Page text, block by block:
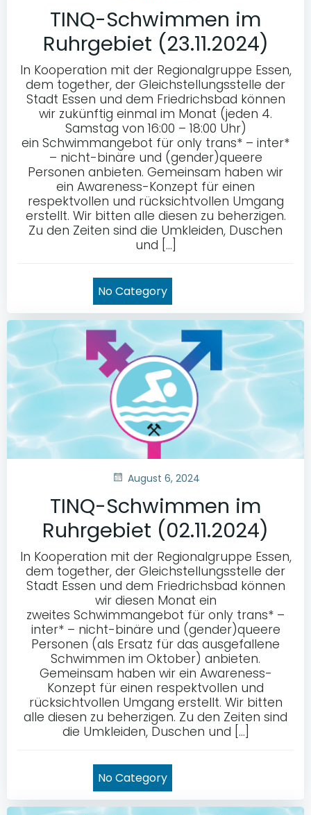
TINQ-Schwimmen im
Ruhrgebiet (23.11.2024)
In Kooperation mit der Regionalgruppe Essen,
dem together, der Gleichstellungsstelle der
Stadt Essen und dem Friedrichsbad können
wir zukünftig einmal im Monat (jeden 4.
Samstag von 16:00 – 18:00 Uhr)
ein Schwimmangebot für only trans* – inter*
– nicht-binäre und (gender)queere
Personen anbieten. Gemeinsam haben wir
ein Awareness-Konzept für einen
respektvollen und rücksichtvollen Umgang
erstellt. Wir bitten alle diesen zu beherzigen.
Zu den Zeiten sind die Umkleiden, Duschen
und […]
No Category
August 6, 2024
TINQ-Schwimmen im
Ruhrgebiet (02.11.2024)
In Kooperation mit der Regionalgruppe Essen,
dem together, der Gleichstellungsstelle der
Stadt Essen und dem Friedrichsbad können
wir diesen Monat ein
zweites Schwimmangebot für only trans* –
inter* – nicht-binäre und (gender)queere
Personen (als Ersatz für das ausgefallene
Schwimmen im Oktober) anbieten.
Gemeinsam haben wir ein Awareness-
Konzept für einen respektvollen und
rücksichtvollen Umgang erstellt. Wir bitten
alle diesen zu beherzigen. Zu den Zeiten sind
die Umkleiden, Duschen und […]
No Category